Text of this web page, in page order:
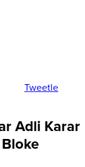
Tweetle
Adli Karar